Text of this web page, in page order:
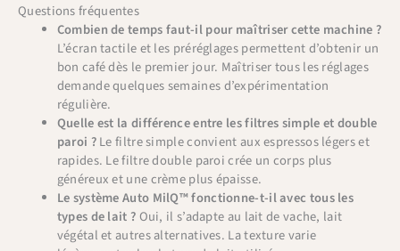
Questions fréquentes
Combien de temps faut-il pour maîtriser cette machine ?
L’écran tactile et les préréglages permettent d’obtenir un
bon café dès le premier jour. Maîtriser tous les réglages
demande quelques semaines d’expérimentation
régulière.
Quelle est la différence entre les filtres simple et double
paroi ?Le filtre simple convient aux espressos légers et
rapides. Le filtre double paroi crée un corps plus
généreux et une crème plus épaisse.
Le système Auto MilQ™ fonctionne-t-il avec tous les
types de lait ?Oui, il s’adapte au lait de vache, lait
végétal et autres alternatives. La texture varie